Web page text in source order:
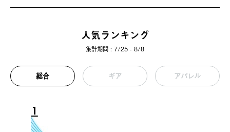
人気ランキング
集計期間 : 7/25 - 8/8
総合 ギア アパレル
1